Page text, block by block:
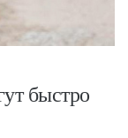
быстро